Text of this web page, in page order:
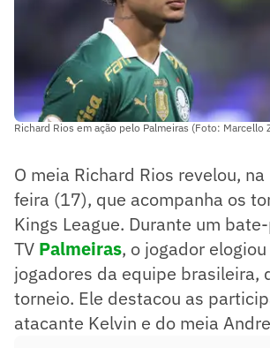
Richard Rios em ação pelo Palmeiras (Foto: Marcello
O meia Richard Rios revelou,
feira (17), que acompanha os
Kings League. Durante um
TV Palmeiras, o jogador
jogadores da equipe brasileira,
torneio. Ele destacou as
atacante Kelvin e do meia